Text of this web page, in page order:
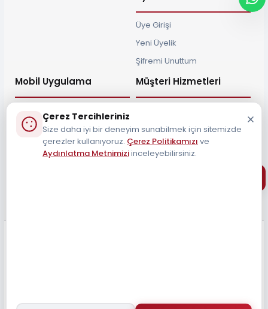
Üye Girişi
Yeni Üyelik
Şifremi Unuttum
Mobil Uygulama Müşteri Hizmetleri
Müşteri Destek Hattı
Çerez Tercihleriniz
Size daha iyi bir deneyim sunabilmek için sitemizde
çerezler kullanıyoruz. Çerez Politikamızı ve
Aydınlatma Metnimiziinceleyebilirsiniz.